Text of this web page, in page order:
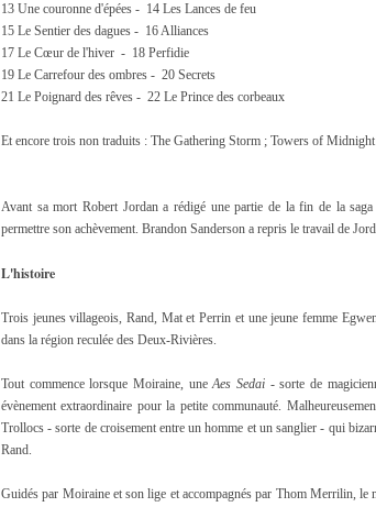
13 Une couronne d'épées - 14 Les Lances de feu
15 Le Sentier des dagues - 16 Alliances
17 Le Cœur de l'hiver - 18 Perfidie
19 Le Carrefour des ombres - 20 Secrets
21 Le Poignard des rêves - 22 Le Prince des corbeaux
Et encore trois non traduits : The Gathering Storm ; Towers of
Avant sa mort Robert Jordan a rédigé une partie de la fin de la
permettre son achèvement. Brandon Sanderson a repris le travail de
L'histoire
Trois jeunes villageois, Rand, Mat et Perrin et une jeune femme
dans la région reculée des Deux-Rivières.
Tout commence lorsque Moiraine, uneAes Sedai -sorte de
évènement extraordinaire pour la petite communauté.
Trollocs - sorte de croisement entre un homme et un sanglier - qui
Rand.
Guidés par Moiraine et son lige et accompagnés par Thom Merrilin,